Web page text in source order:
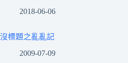
2018-06-06
沒標題之亂亂記
2009-07-09